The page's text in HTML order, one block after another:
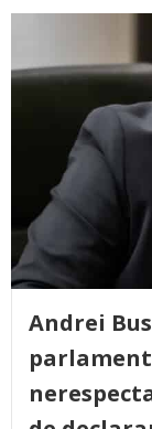
Andrei